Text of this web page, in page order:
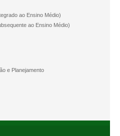
ao Ensino Médio)
ao Ensino Médio)
e Planejamento